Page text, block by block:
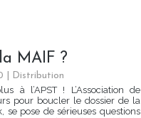
MAIF ?
Distribution
à l’APST ! L’Association de
pour boucler le dossier de la
se pose de sérieuses questions